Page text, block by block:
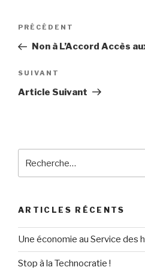
Navigation
l’article
Article
précédent
PRÉCÉDENT
Non à L’Accord Accès
Article
suivant
SUIVANT
Article Suivant
ARTICLES RÉCENTS
Une économie au Service des
Stop à la Technocratie !